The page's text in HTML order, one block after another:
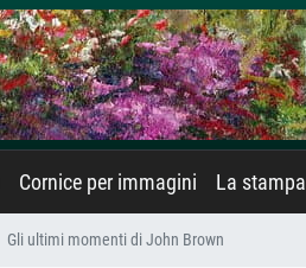
Cornice per immagini La stampa
Gli ultimi momenti di John Brown